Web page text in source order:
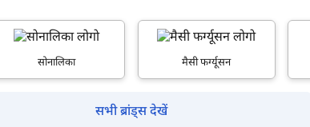
सोनालिका मैसी फर्ग्यूसन
सभी ब्रांड्स देखें